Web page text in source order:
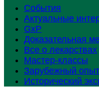
События
Актуальные
GxP
Доказательная
Все о лекарствах
Мастер-классы
Зарубежный опыт
Исторический